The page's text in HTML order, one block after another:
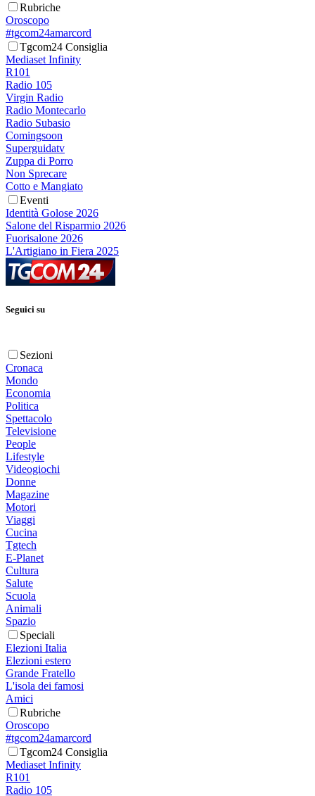
Rubriche
Oroscopo
#tgcom24amarcord
Tgcom24 Consiglia
Mediaset Infinity
R101
Radio 105
Virgin Radio
Radio Montecarlo
Radio Subasio
Comingsoon
Superguidatv
Zuppa di Porro
Non Sprecare
Cotto e Mangiato
Eventi
Identità Golose 2026
Salone del Risparmio 2026
Fuorisalone 2026
L'Artigiano in Fiera 2025
Seguici su
Sezioni
Cronaca
Mondo
Economia
Politica
Spettacolo
Televisione
People
Lifestyle
Videogiochi
Donne
Magazine
Motori
Viaggi
Cucina
Tgtech
E-Planet
Cultura
Salute
Scuola
Animali
Spazio
Speciali
Elezioni Italia
Elezioni estero
Grande Fratello
L'isola dei famosi
Amici
Rubriche
Oroscopo
#tgcom24amarcord
Tgcom24 Consiglia
Mediaset Infinity
R101
Radio 105